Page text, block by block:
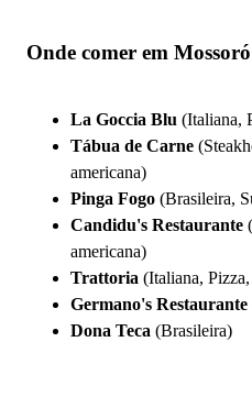
Onde comer em
La Goccia Blu (Italiana,
Tábua de Carne
americana)
Pinga Fogo (Brasileira,
Candidu's Restaurante
americana)
Trattoria (Italiana,
Germano's Restaurante
Dona Teca (Brasileira)